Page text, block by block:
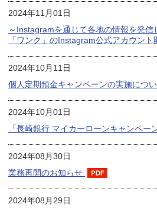
2024年11月01日
～Instagramを通じて各地の情報を発
「ワンク」のInstagram公式アカウント
2024年10月11日
個人定期預金キャンペーンの実施につ
2024年10月01日
「長崎銀行 マイカーローンキャンペー
2024年08月30日
業務再開のお知らせ
2024年08月29日